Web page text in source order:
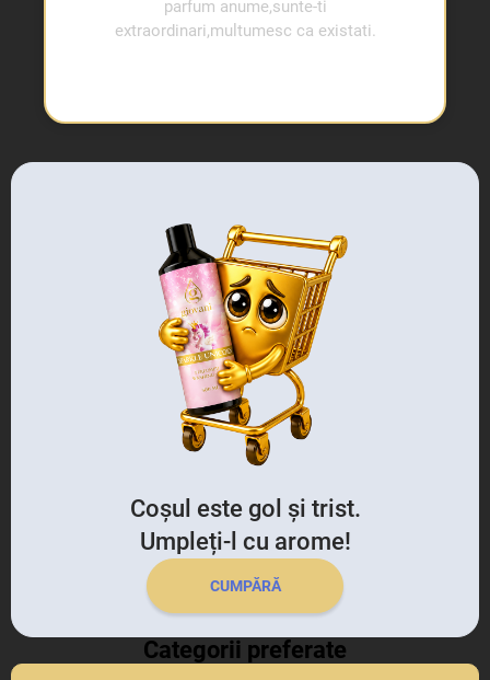
parfum anume,sunte-ti
extraordinari,multumesc ca existati.
Coșul este gol și trist.
Umpleți-l cu arome!
CUMPĂRĂ
Categorii preferate